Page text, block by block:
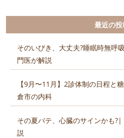
最近の
そのいびき、大丈夫?睡眠時無呼
門医が解説
【9月〜11月】2診体制の日程と
倉市の内科
その夏バテ、心臓のサインかも
説